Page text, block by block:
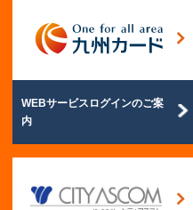
WEBサービスログインのご案
内